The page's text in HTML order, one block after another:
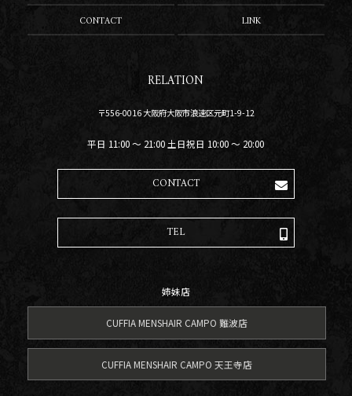
CONTACT
LINK
RELATION
〒556-0016 大阪府大阪市浪速区元町1-9-12
平日 11:00 〜 21:00 土日祝日 10:00 〜 20:00
CONTACT
TEL
姉妹店
CUFFIA MENSHAIR CAMPO 難波店
CUFFIA MENSHAIR CAMPO 天王寺店